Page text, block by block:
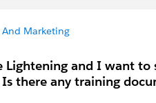
And Marketing
and I want to
there any training